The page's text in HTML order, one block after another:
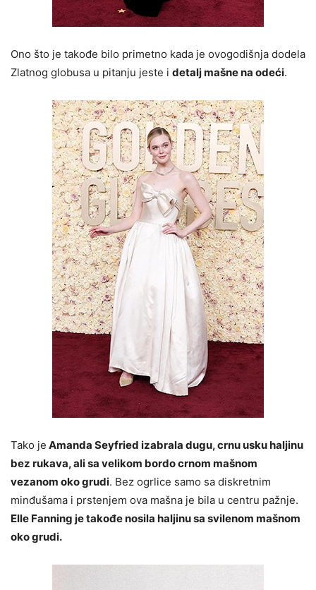
Ono što je takođe bilo primetno kada je ovogodišnja dodela
Zlatnog globusa u pitanju jeste i detalj mašne na odeći.
Tako je Amanda Seyfried izabrala dugu, crnu usku haljinu
bez rukava, ali sa velikom bordo crnom mašnom
vezanom oko grudi. Bez ogrlice samo sa diskretnim
minđušama i prstenjem ova mašna je bila u centru pažnje.
Elle Fanning je takođe nosila haljinu sa svilenom mašnom
oko grudi.